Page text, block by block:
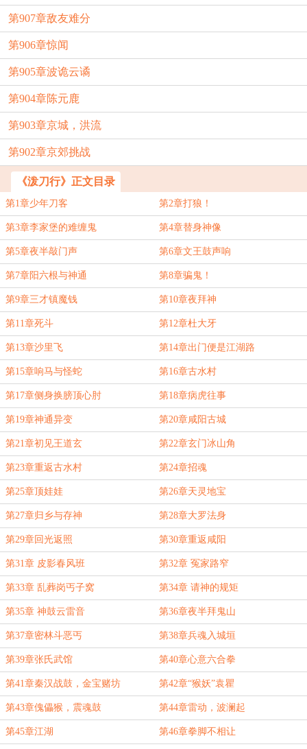
第907章敌友难分
第906章惊闻
第905章波诡云谲
第904章陈元鹿
第903章京城，洪流
第902章京郊挑战
《泼刀行》正文目录
第1章少年刀客 第2章打狼！
第3章李家堡的难缠鬼 第4章替身神像
第5章夜半敲门声 第6章文王鼓声响
第7章阳六根与神通 第8章骗鬼！
第9章三才镇魔钱 第10章夜拜神
第11章死斗 第12章杜大牙
第13章沙里飞 第14章出门便是江湖路
第15章响马与怪蛇 第16章古水村
第17章侧身换膀顶心肘 第18章病虎往事
第19章神通异变 第20章咸阳古城
第21章初见王道玄 第22章玄门冰山角
第23章重返古水村 第24章招魂
第25章顶娃娃 第26章天灵地宝
第27章归乡与存神 第28章大罗法身
第29章回光返照 第30章重返咸阳
第31章 皮影春风班 第32章 冤家路窄
第33章 乱葬岗丐子窝 第34章 请神的规矩
第35章 神鼓云雷音 第36章夜半拜鬼山
第37章密林斗恶丐 第38章兵魂入城垣
第39章张氏武馆 第40章心意六合拳
第41章秦汉战鼓，金宝赌坊 第42章“猴妖”袁瞿
第43章傀儡猴，震魂鼓 第44章雷动，波澜起
第45章江湖 第46章拳脚不相让